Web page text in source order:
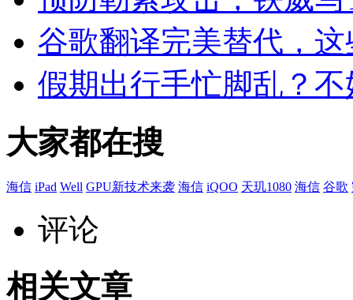
谷歌翻译完美替代，
假期出行手忙脚乱？不
大家都在搜
海信 iPad Well GPU新技术来袭 海信 iQOO 天玑1080 海信 谷歌
评论
相关文章